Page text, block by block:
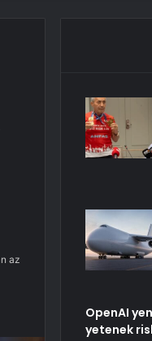
az
OpenAI
yetenek